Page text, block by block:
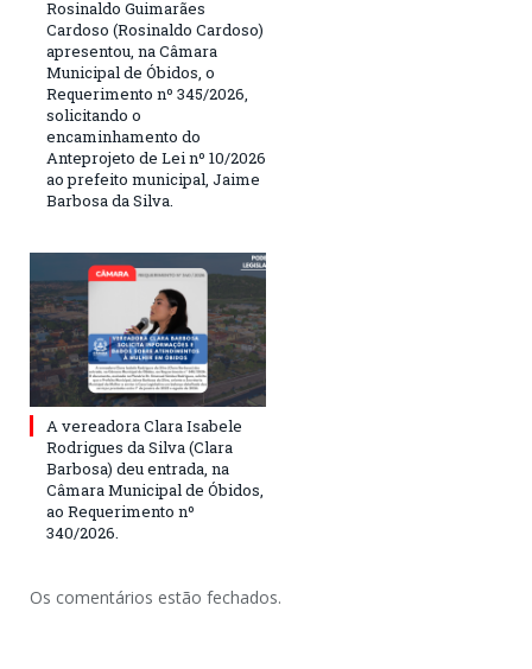
Rosinaldo Guimarães
Cardoso (Rosinaldo Cardoso)
apresentou, na Câmara
Municipal de Óbidos, o
Requerimento nº 345/2026,
solicitando o
encaminhamento do
Anteprojeto de Lei nº 10/2026
ao prefeito municipal, Jaime
Barbosa da Silva.
A vereadora Clara Isabele
Rodrigues da Silva (Clara
Barbosa) deu entrada, na
Câmara Municipal de Óbidos,
ao Requerimento nº
340/2026.
Os comentários estão fechados.